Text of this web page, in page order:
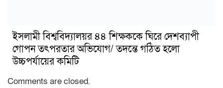
ইসলামী বিশ্ববিদ্যালয়র ৪৪ শিক্ষককে ঘিরে দেশব্যাপী
গোপন তৎপরতার অভিযোগ/ তদন্তে গঠিত হলো
উচ্চপর্যায়ের কমিটি
Comments are closed.